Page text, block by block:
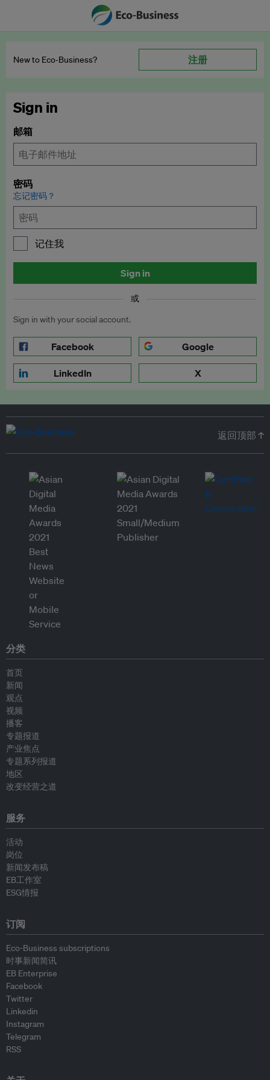
New to Eco‑Business? 注册
Sign in
邮箱
密码
忘记密码？
记住我
Sign in
或
Sign in with your social account.
Facebook Google
LinkedIn X
返回顶部 ↑
分类
首页
新闻
观点
视频
播客
专题报道
产业焦点
专题系列报道
地区
改变经营之道
服务
活动
岗位
新闻发布稿
EB工作室
ESG情报
订阅
Eco-Business subscriptions
时事新闻简讯
EB Enterprise
Facebook
Twitter
Linkedin
Instagram
Telegram
RSS